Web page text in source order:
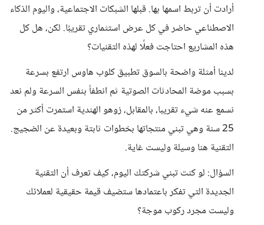
أرادت أن تربط اسمها بها. قبلها الشبكات الاجتماعية، واليوم الذكاء
الاصطناعي حاضر في كل عرض استثماري تقريبًا. لكن، هل كل
هذه المشاريع احتاجت فعلًا لهذه التقنيات؟
لدينا أمثلة واضحة بالسوق تطبيق كلوب هاوس ارتفع بسرعة
بسبب موضة المحادثات الصوتية ثم انطفأ بنفس السرعة ولم نعد
نسمع عنه شيء تقريبا، بالمقابل، زوهو الهندية استمرت أكثر من
25 سنة وهي تبني منتجاتها بخطوات ثابتة وبعيدة عن الضجيج.
التقنية هنا وسيلة وليست غاية.
السؤال: لو كنت تبني شركتك اليوم، كيف تعرف أن التقنية
الجديدة التي تفكر باعتمادها ستضيف قيمة حقيقية لعملائك
وليست مجرد ركوب موجة؟